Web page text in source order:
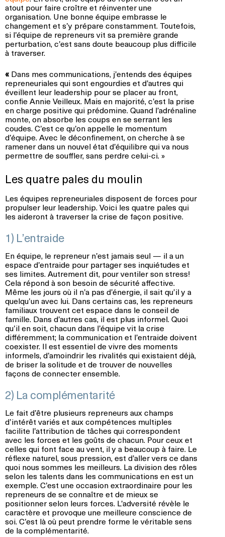
atout pour faire croître et réinventer une
organisation. Une bonne équipe embrasse le
changement et s’y prépare constamment. Toutefois,
si l’équipe de repreneurs vit sa première grande
perturbation, c’est sans doute beaucoup plus difficile
à traverser.
« Dans mes communications, j’entends des équipes
repreneuriales qui sont engourdies et d’autres qui
éveillent leur leadership pour se placer au front,
confie Annie Veilleux. Mais en majorité, c’est la prise
en charge positive qui prédomine. Quand l’adrénaline
monte, on absorbe les coups en se serrant les
coudes. C’est ce qu’on appelle le momentum
d’équipe. Avec le déconfinement, on cherche à se
ramener dans un nouvel état d’équilibre qui va nous
permettre de souffler, sans perdre celui-ci. »
Les quatre pales du moulin
Les équipes repreneuriales disposent de forces pour
propulser leur leadership. Voici les quatre pales qui
les aideront à traverser la crise de façon positive.
1) L’entraide
En équipe, le repreneur n’est jamais seul — il a un
espace d’entraide pour partager ses inquiétudes et
ses limites. Autrement dit, pour ventiler son stress!
Cela répond à son besoin de sécurité affective.
Même les jours où il n’a pas d’énergie, il sait qu’il y a
quelqu’un avec lui. Dans certains cas, les repreneurs
familiaux trouvent cet espace dans le conseil de
famille. Dans d’autres cas, il est plus informel. Quoi
qu’il en soit, chacun dans l’équipe vit la crise
différemment; la communication et l’entraide doivent
coexister. Il est essentiel de vivre des moments
informels, d’amoindrir les rivalités qui existaient déjà,
de briser la solitude et de trouver de nouvelles
façons de connecter ensemble.
2) La complémentarité
Le fait d’être plusieurs repreneurs aux champs
d’intérêt variés et aux compétences multiples
facilite l’attribution de tâches qui correspondent
avec les forces et les goûts de chacun. Pour ceux et
celles qui font face au vent, il y a beaucoup à faire. Le
réflexe naturel, sous pression, est d’aller vers ce dans
quoi nous sommes les meilleurs. La division des rôles
selon les talents dans les communications en est un
exemple. C’est une occasion extraordinaire pour les
repreneurs de se connaître et de mieux se
positionner selon leurs forces. L’adversité révèle le
caractère et provoque une meilleure conscience de
soi. C’est là où peut prendre forme le véritable sens
de la complémentarité.